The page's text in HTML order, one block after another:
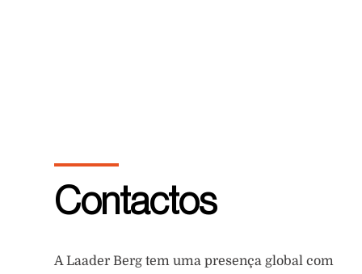
Contactos
A Laader Berg tem uma presença global com